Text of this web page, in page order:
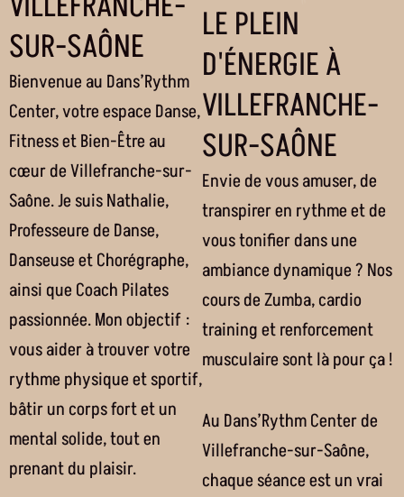
SUR-SAÔNE
Bienvenue au Dans’Rythm
Center, votre espace Danse,
Fitness et Bien-Être au
cœur de Villefranche-sur-
Saône. Je suis Nathalie,
Professeure de Danse,
Danseuse et Chorégraphe,
ainsi que Coach Pilates
passionnée. Mon objectif :
vous aider à trouver votre
rythme physique et sportif,
bâtir un corps fort et un
mental solide, tout en
prenant du plaisir.
LE PLEIN
D'ÉNERGIE À
VILLEFRANCHE-
SUR-SAÔNE
Envie de vous amuser, de
transpirer en rythme et de
vous tonifier dans une
ambiance dynamique ? Nos
cours de Zumba, cardio
training et renforcement
musculaire sont là pour ça !
Au Dans’Rythm Center de
Villefranche-sur-Saône,
chaque séance est un vrai